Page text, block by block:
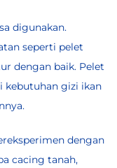
digunakan.
seperti pelet
dengan baik. Pelet
kebutuhan gizi ikan
dengan
cacing tanah,